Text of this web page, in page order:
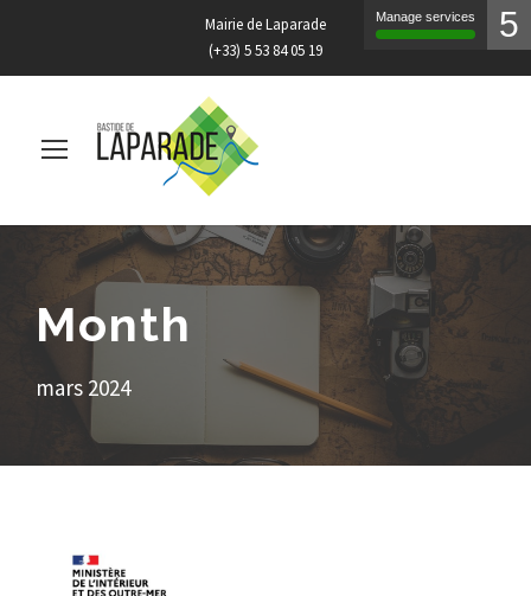
Mairie de Laparade
(+33) 5 53 84 05 19
Month
mars 2024
Manage services 5